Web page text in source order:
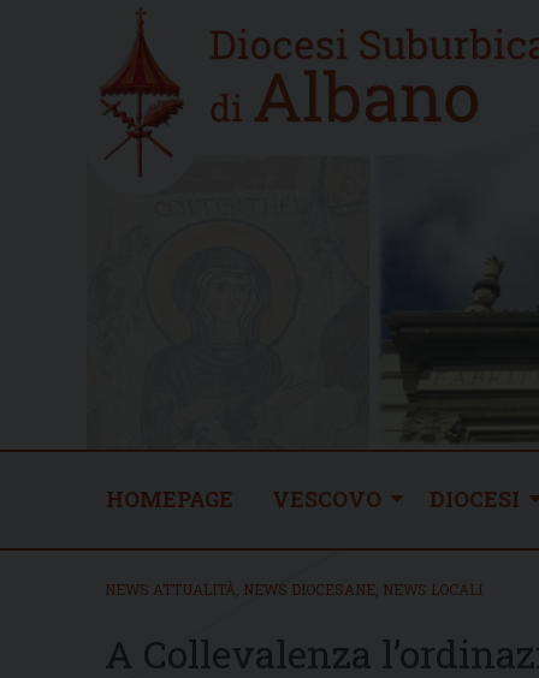
Home
new
HOMEPAGE VESCOVO DIOCESI
NEWS ATTUALITÀ NEWS DIOCESANE NEWS LOCALI
A Collevalenza